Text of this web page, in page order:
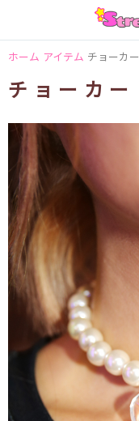
ホーム アイテム チョーカー
チョーカー